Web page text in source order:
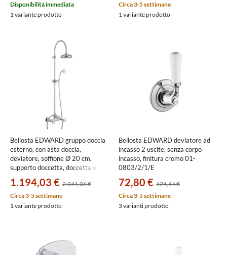
Disponibilità immediata
1 variante prodotto
Circa 3-5 settimane
1 variante prodotto
Bellosta EDWARD gruppo doccia
esterno, con asta doccia,
deviatore, soffione Ø 20 cm,
supporto doccetta, doccetta e
01-0809/5/1/C
1.194,03 € 2.041,06 €
Circa 3-5 settimane
1 variante prodotto
Bellosta EDWARD deviatore ad
incasso 2 uscite, senza corpo
incasso, finitura cromo 01-
0803/2/1/E
72,80 € 124,44 €
Circa 3-5 settimane
3 varianti prodotto